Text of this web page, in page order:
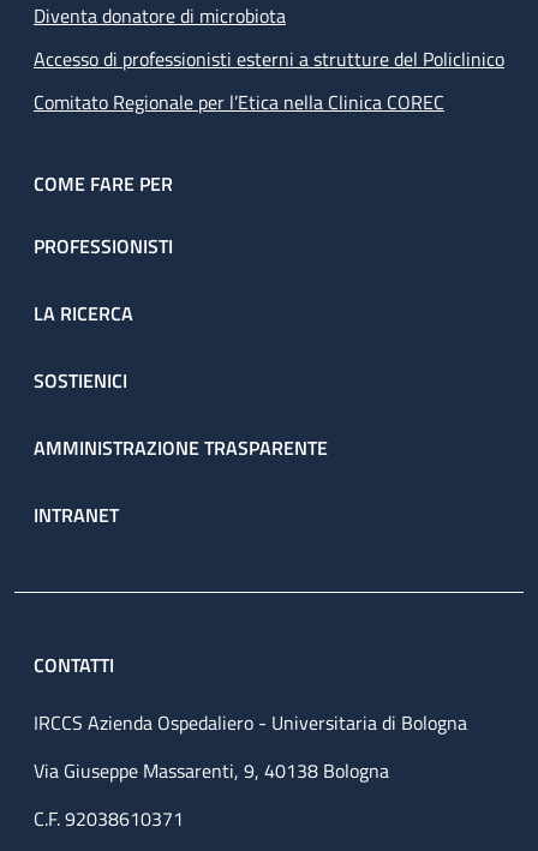
Diventa donatore di microbiota
Accesso di professionisti esterni a strutture del Policlinico
Comitato Regionale per l’Etica nella Clinica COREC
COME FARE PER
PROFESSIONISTI
LA RICERCA
SOSTIENICI
AMMINISTRAZIONE TRASPARENTE
INTRANET
CONTATTI
IRCCS Azienda Ospedaliero - Universitaria di Bologna
Via Giuseppe Massarenti, 9, 40138 Bologna
C.F. 92038610371